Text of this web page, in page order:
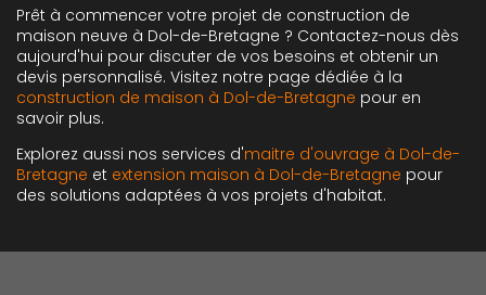
Prêt à commencer votre projet de construction de
maison neuve à Dol-de-Bretagne ? Contactez-nous dès
aujourd'hui pour discuter de vos besoins et obtenir un
devis personnalisé. Visitez notre page dédiée à la
construction de maison à Dol-de-Bretagne pour en
savoir plus.
Explorez aussi nos services d'maitre d'ouvrage à Dol-de-
Bretagne et extension maison à Dol-de-Bretagne pour
des solutions adaptées à vos projets d'habitat.